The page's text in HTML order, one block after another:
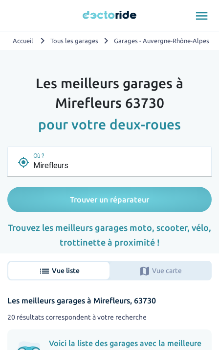
menu
Accueil chevron_right Tous les garages chevron_right Garages - Auvergne-Rhône-Alpes
Les meilleurs garages à
Mirefleurs 63730
pour votre deux-roues
my_location
Où ?
Trouver un réparateur
Trouvez les meilleurs garages moto, scooter, vélo,
trottinette à proximité !
list Vue liste map Vue carte
Les meilleurs garages à Mirefleurs, 63730
20 résultats correspondent à votre recherche
Voici la liste des garages avec la meilleure